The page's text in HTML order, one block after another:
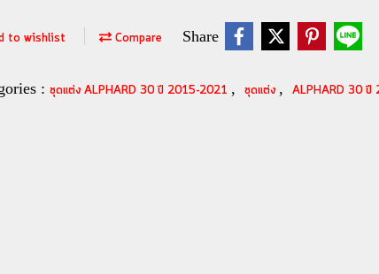
to wishlist Compare Share
: ชุดแต่ง ALPHARD 30 ปี 2015-2021 , ชุดแต่ง , ALPHARD 30